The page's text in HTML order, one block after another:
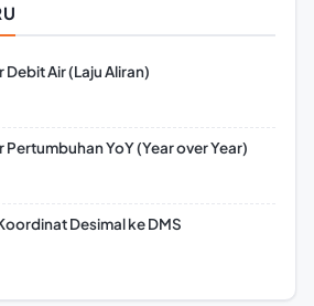
Debit Air (Laju Aliran)
Pertumbuhan YoY (Year over Year)
Desimal ke DMS